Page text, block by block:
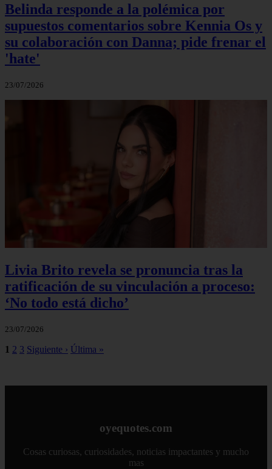
Belinda responde a la polémica por
supuestos comentarios sobre Kennia Os y
su colaboración con Danna; pide frenar el
'hate'
23/07/2026
Livia Brito revela se pronuncia tras la
ratificación de su vinculación a proceso:
‘No todo está dicho’
23/07/2026
1 2 3 Siguiente › Última »
oyequotes.com
Cosas curiosas, curiosidades, noticias impactantes y mucho
mas